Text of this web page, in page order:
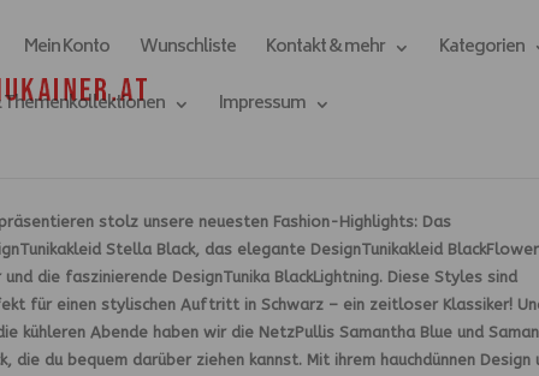
Mein Konto Wunschliste Kontakt & mehr
Kategorien
Themenkollektionen
Impressum
und luftigen Netzpullis! 🌟
stolz unsere neuesten Fashion-Highlights: Das
Stella Black, das elegante DesignTunikakleid BlackFlower
und die faszinierende DesignTunika BlackLightning. Diese Styles sind
für einen stylischen Auftritt in Schwarz – ein zeitloser Klassiker!
kühleren Abende haben wir die NetzPullis Samantha Blue und
die du bequem darüber ziehen kannst. Mit ihrem hauchdünnen Design